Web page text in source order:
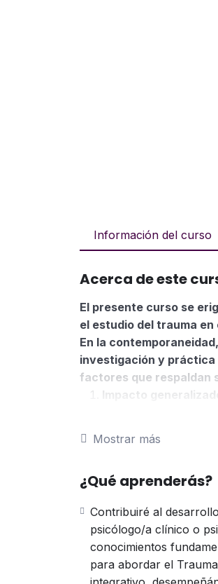
Información del curso
Acerca de este
El presente curso se
el estudio del trauma
En la
investigación y práctica
factores que respaldan
Impacto
naturales,
psicológico es
acordes con la
Consecuencias en la
trastorno de estrés
necesidad de una
Mostrar más
¿Qué aprenderás?
Contribuiré al
psicólogo/a clínico o
conocimientos
para abordar el